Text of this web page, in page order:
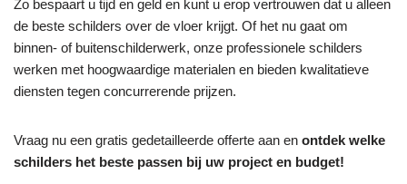
Zo bespaart u tijd en geld en kunt u erop vertrouwen dat u alleen
de beste schilders over de vloer krijgt. Of het nu gaat om
binnen- of buitenschilderwerk, onze professionele schilders
werken met hoogwaardige materialen en bieden kwalitatieve
diensten tegen concurrerende prijzen.
Vraag nu een gratis gedetailleerde offerte aan en ontdek welke
schilders het beste passen bij uw project en budget!